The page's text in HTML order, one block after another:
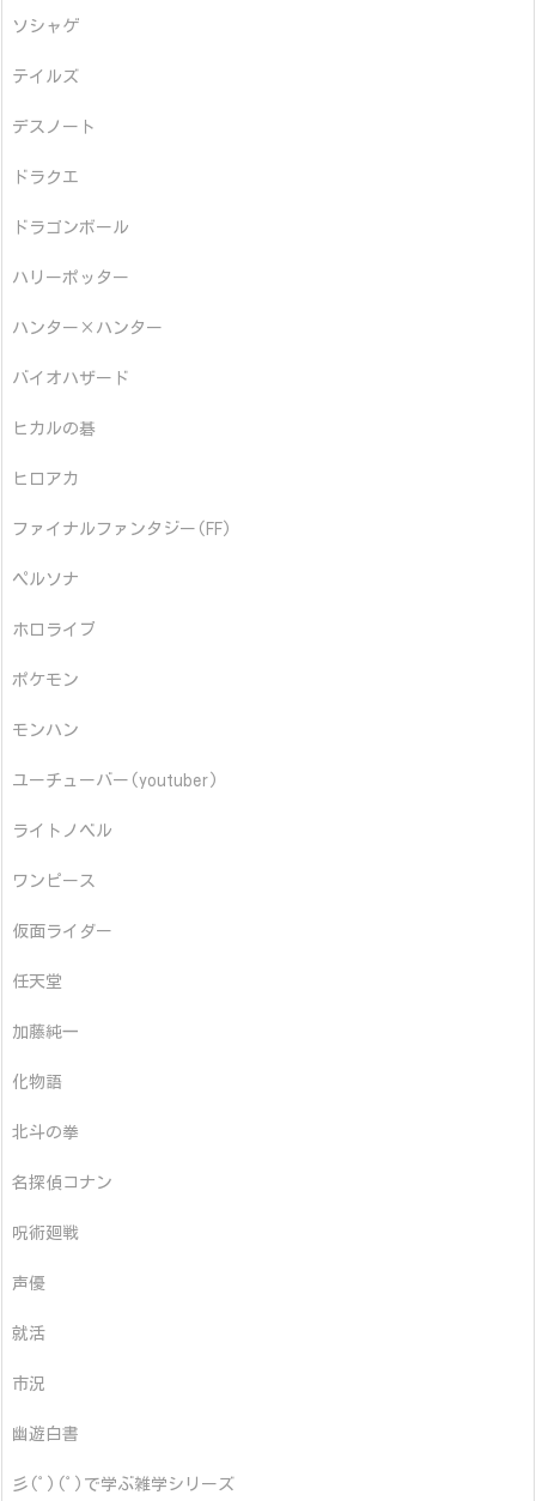
ソシャゲ
テイルズ
デスノート
ドラクエ
ドラゴンボール
ハリーポッター
ハンター×ハンター
バイオハザード
ヒカルの碁
ヒロアカ
ファイナルファンタジー(FF)
ペルソナ
ホロライブ
ポケモン
モンハン
ユーチューバー(youtuber)
ライトノベル
ワンピース
仮面ライダー
任天堂
加藤純一
化物語
北斗の拳
名探偵コナン
呪術廻戦
声優
就活
市況
幽遊白書
彡(ﾟ)(ﾟ)で学ぶ雑学シリーズ